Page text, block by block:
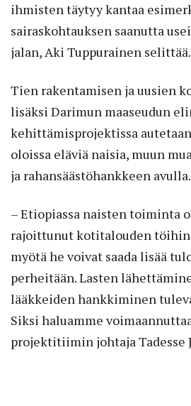
ihmisten täytyy kantaa
sairaskohtauksen saanutta
jalan, Aki Tuppurainen selittää.
Tien rakentamisen ja uusien
lisäksi Darimun maaseudun
kehittämisprojektissa
oloissa eläviä naisia, muun
ja rahansäästöhankkeen avulla.
– Etiopiassa naisten toiminta
rajoittunut kotitalouden
myötä he voivat saada lisää
perheitään. Lasten
lääkkeiden hankkiminen
Siksi haluamme
projektitiimin johtaja Tadesse